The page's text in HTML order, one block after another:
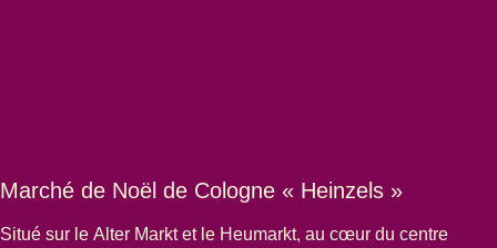
Marché de Noël de Cologne « Heinzels »
Situé sur le Alter Marktet le Heumarkt, au cœur du centre